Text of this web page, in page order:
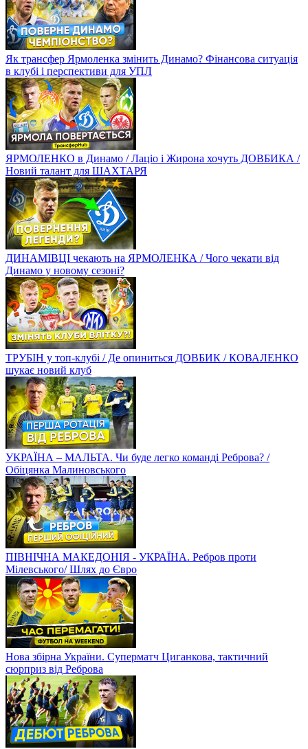
Як трансфер Ярмоленка змінить Динамо? Фінансова ситуація
в клубі і перспективи для УПЛ
ЯРМОЛЕНКО в Динамо / Лаціо і Жирона хочуть ДОВБИКА /
Новий талант для ШАХТАРЯ
ДИНАМІВЦІ чекають на ЯРМОЛЕНКА / Чого чекати від
Динамо у новому сезоні?
ТРУБІН у топ-клубі / Де опиниться ДОВБИК / КОВАЛЕНКО
шукає новий клуб
УКРАЇНА – МАЛЬТА. Чи буде легко команді Реброва? /
Обіцянка Малиновського
ПІВНІЧНА МАКЕДОНІЯ - УКРАЇНА. Ребров проти
Мілевського/ Шлях до Євро
Нова збірна України. Суперматч Циганкова, тактичний
сюрприз від Реброва